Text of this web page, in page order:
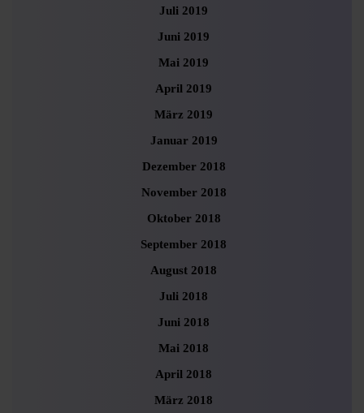
Juli 2019
Juni 2019
Mai 2019
April 2019
März 2019
Januar 2019
Dezember 2018
November 2018
Oktober 2018
September 2018
August 2018
Juli 2018
Juni 2018
Mai 2018
April 2018
März 2018